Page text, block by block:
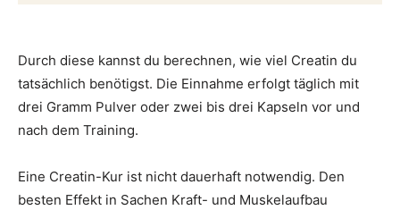
Durch diese kannst du berechnen, wie viel Creatin du
tatsächlich benötigst. Die Einnahme erfolgt täglich mit
drei Gramm Pulver oder zwei bis drei Kapseln vor und
nach dem Training.
Eine Creatin-Kur ist nicht dauerhaft notwendig. Den
besten Effekt in Sachen Kraft- und Muskelaufbau